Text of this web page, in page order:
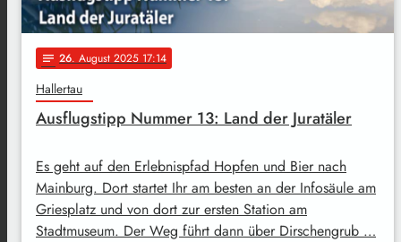
notes 26. August 2025 17:14
Hallertau
Ausflugstipp Nummer 13: Land der Juratäler
Es geht auf den Erlebnispfad Hopfen und Bier nach
Mainburg. Dort startet Ihr am besten an der Infosäule am
Griesplatz und von dort zur ersten Station am
Stadtmuseum. Der Weg führt dann über Dirschengrub …